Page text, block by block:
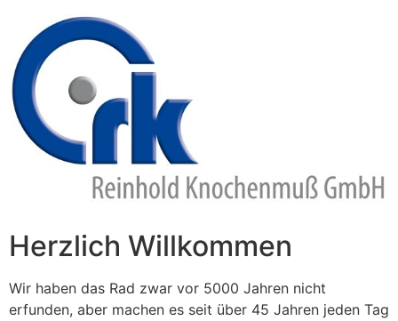
Inhalt
springen
Herzlich Willkommen
Wir haben das Rad zwar vor 5000 Jahren nicht
erfunden, aber machen es seit über 45 Jahren jeden Tag